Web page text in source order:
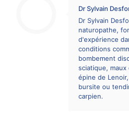
Dr Sylvain
Dr Sylvain
naturopathe,
d'expérience
conditions
bombement
sciatique,
épine de
bursite ou
carpien.